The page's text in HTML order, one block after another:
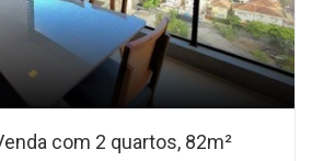
com 2 quartos, 82m²